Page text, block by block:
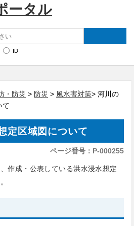
ID
・防災 > 防災 > 風水害対策> 河川の
て
定区域図について
ページ番号：P-000255
作成・公表している洪水浸水想定